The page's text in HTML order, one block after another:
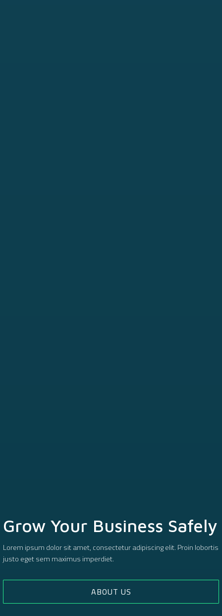
Grow Your Business Safely
Lorem ipsum dolor sit amet, consectetur adipiscing elit. Proin lobortis
justo eget sem maximus imperdiet.
ABOUT US